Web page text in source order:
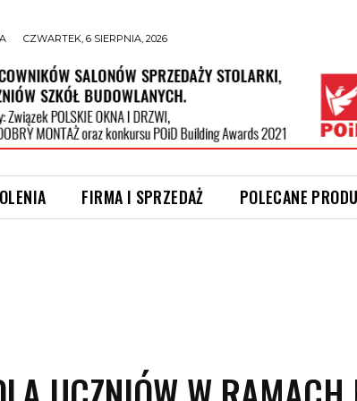
CZWARTEK, 6 SIERPNIA, 2026
FIRMA I SPRZEDAŻ POLECANE